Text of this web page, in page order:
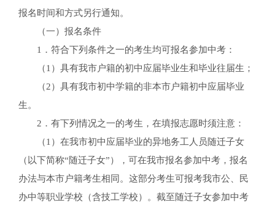
报名时间和方式另行通知。
（一）报名条件
1．符合下列条件之一的考生均可报名参加中考：
（1）具有我市户籍的初中应届毕业生和毕业往届生；
（2）具有我市初中学籍的非本市户籍初中应届毕业
生。
2．有下列情况之一的考生，在填报志愿时须注意：
（1）在我市初中应届毕业的异地务工人员随迁子女
（以下简称“随迁子女”），可在我市报名参加中考，报名
办法与本市户籍考生相同。这部分考生可报考我市公、民
办中等职业学校（含技工学校）。截至随迁子女参加中考